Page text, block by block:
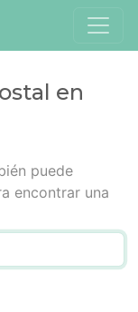
en
puede
encontrar una